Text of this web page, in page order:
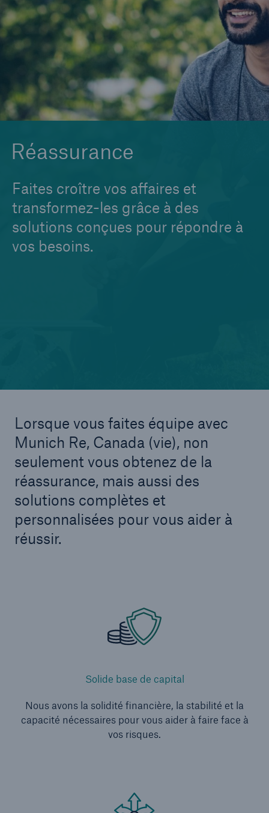
Réassurance
Faites croître vos affaires et
transformez-les grâce à des
solutions conçues pour répondre à
vos besoins.
Lorsque vous faites équipe avec
Munich Re, Canada (vie), non
seulement vous obtenez de la
réassurance, mais aussi des
solutions complètes et
personnalisées pour vous aider à
réussir.
Solide base de capital
Nous avons la solidité financière, la stabilité et la
capacité nécessaires pour vous aider à faire face à
vos risques.
Réassurance financière
Réassurance collective
Réassurance maladies graves individuelle
Réassurance vie individuelle